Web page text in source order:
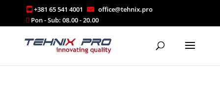
+381 65 541 4001 office@tehnix.pro